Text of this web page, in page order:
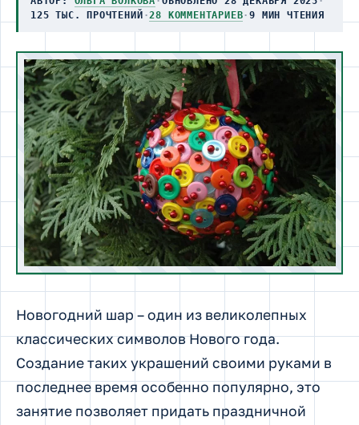
125 ТЫС. ПРОЧТЕНИЙ ·28 КОММЕНТАРИЕВ·9 МИН ЧТЕНИЯ
Новогодний шар – один из великолепных
классических символов Нового года.
Создание таких украшений своими руками в
последнее время особенно популярно, это
занятие позволяет придать праздничной